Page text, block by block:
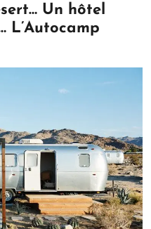
Un hôtel
L’Autocamp